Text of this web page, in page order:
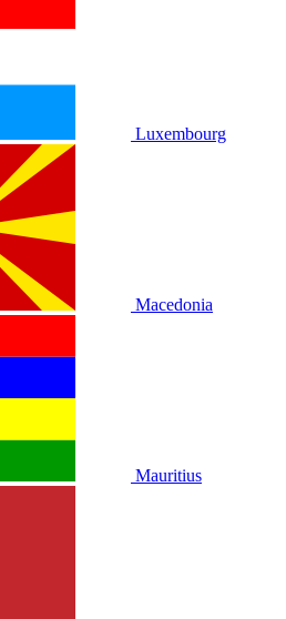
Luxembourg
Macedonia
Mauritius